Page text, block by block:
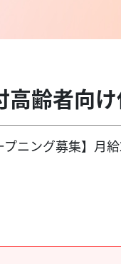
高齢者向
プニング募集】